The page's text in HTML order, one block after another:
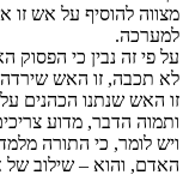
מצווה להוסיף על אש זו
למערכה.
על פי זה נבין כי
לא תכבה, זו האש שירדה
זו האש שנתנו הכהנים
ותמוה הדבר, מדוע
ויש לומר, כי התורה
האדם, והוא – שילוב